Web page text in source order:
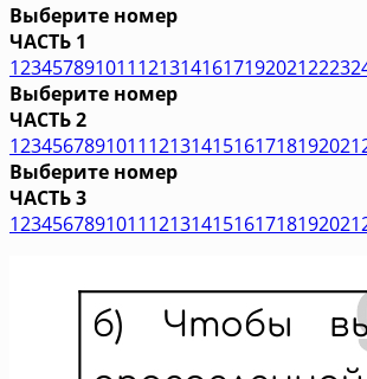
Выберите номер
ЧАСТЬ 1
12345789101112131416171920212223
Выберите номер
ЧАСТЬ 2
123456789101112131415161718192021
Выберите номер
ЧАСТЬ 3
123456789101112131415161718192021